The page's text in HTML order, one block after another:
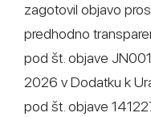
zagotovil objavo
predhodno
pod št. objave
2026 v Dodatku k
pod št. objave